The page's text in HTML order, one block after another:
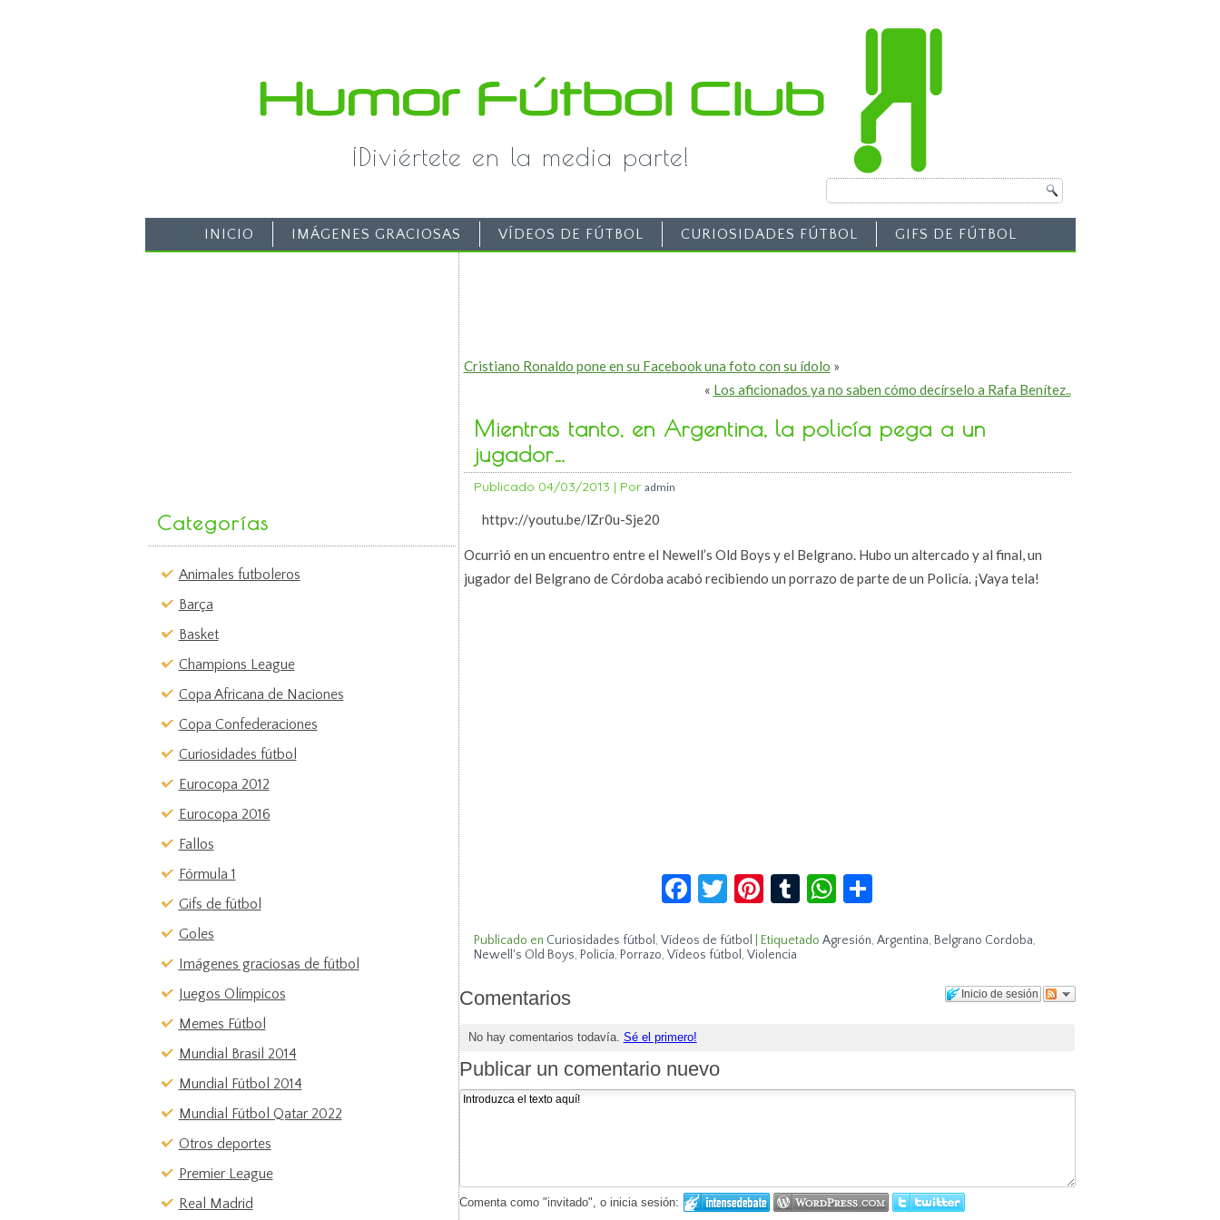
¡Diviértete en la media parte!
INICIO IMÁGENES GRACIOSAS VÍDEOS DE FÚTBOL CURIOSIDADES FÚTBOL GIFS DE FÚTBOL
Categorías
Animales futboleros
Barça
Basket
Champions League
Copa Africana de Naciones
Copa Confederaciones
Curiosidades fútbol
Eurocopa 2012
Eurocopa 2016
Fallos
Fórmula 1
Gifs de fútbol
Goles
Imágenes graciosas de fútbol
Juegos Olímpicos
Memes Fútbol
Mundial Brasil 2014
Mundial Fútbol 2014
Mundial Fútbol Qatar 2022
Otros deportes
Premier League
Real Madrid
Cristiano Ronaldo pone en su Facebook una foto con su ídolo »
« Los aficionados ya no saben cómo decírselo a Rafa Benítez..
Mientras tanto, en Argentina, la policía pega a un
jugador…
Publicado 04/03/2013 | Por admin
httpv://youtu.be/lZr0u-Sje20
Ocurrió en un encuentro entre el Newell’s Old Boys y el Belgrano. Hubo un altercado y al final, un
jugador del Belgrano de Córdoba acabó recibiendo un porrazo de parte de un Policía. ¡Vaya tela!
Facebook
Twitter
Pinterest
TumblrWhatsApp
Publicado en Curiosidades fútbol , Vídeos de fútbol Etiquetado Agresión, Argentina, Belgrano Cordoba,
Newell's Old Boys, Policía, Porrazo, Vídeos fútbol , Violencia
Inicio de sesión
Comentarios
No hay comentarios todavía. Sé el primero!
Publicar un comentario nuevo
Comenta como "invitado", o inicia sesión: